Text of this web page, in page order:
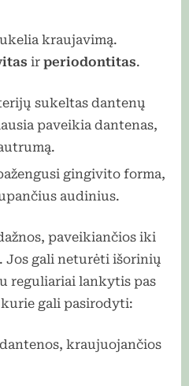
kraujavimą.
ir periodontitas.
sukeltas dantenų
paveikia dantenas,
gingivito forma,
audinius.
paveikiančios iki
Jos gali neturėti išorinių
reguliariai lankytis pas
gali pasirodyti:
kraujuojančios